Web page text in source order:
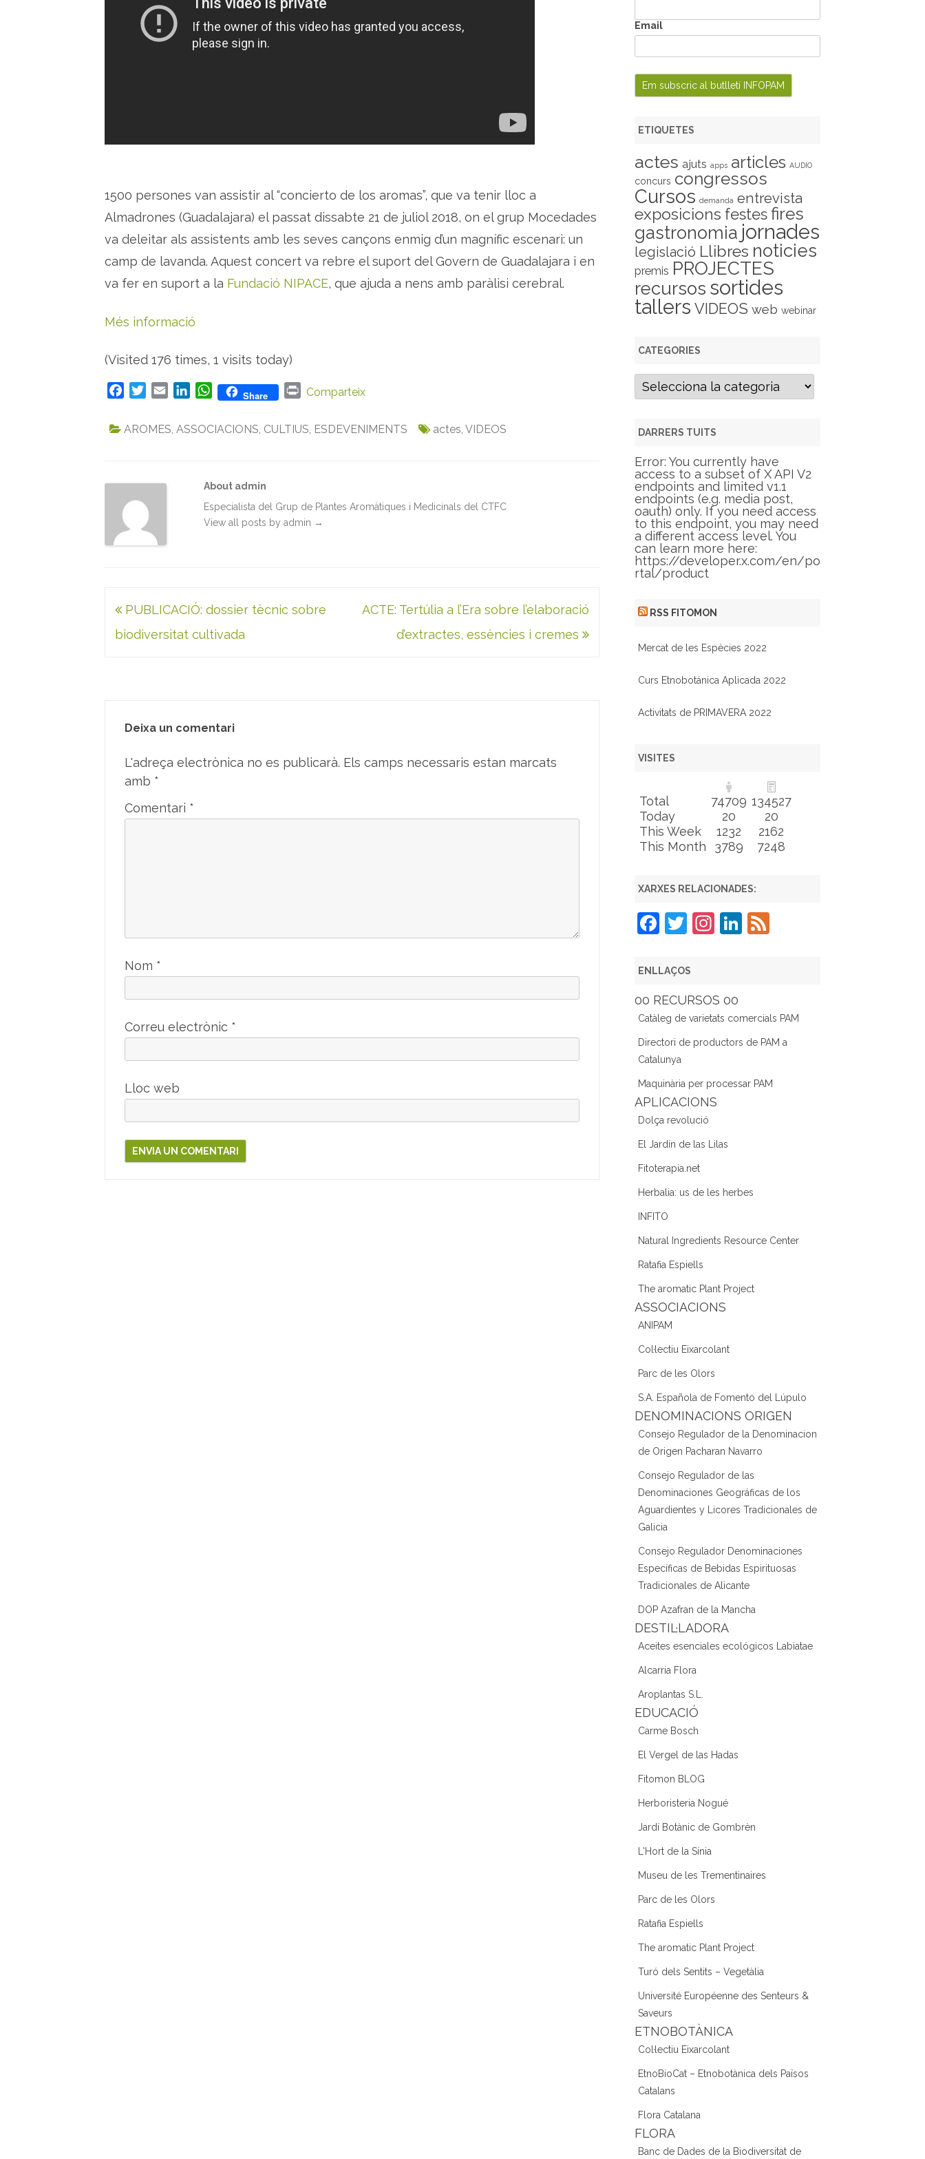
M
r
p
s
e
a
a
n
d
a
1500 persones van assistir al “concierto de los aromas”, que va tenir lloc a
Almadrones (Guadalajara) el passat dissabte 21 de juliol 2018, on el grup Mocedades
va deleitar als assistents amb les seves cançons enmig d’un magnífic escenari: un
camp de lavanda. Aquest concert va rebre el suport del Govern de Guadalajara i en
va fer en suport a la Fundació NIPACE, que ajuda a nens amb paràlisi cerebral.
Més informació
(Visited 176 times, 1 visits today)
c
k
i
a
n
W
a
p
p
Share
P
i
Comparteix
AROMES, ASSOCIACIONS, CULTIUS, ESDEVENIMENTS actes, VIDEOS
About admin
Especialista del Grup de Plantes Aromàtiques i Medicinals del CTFC
View all posts by admin →
Navegació
d'entrades
PUBLICACIÓ: dossier tècnic sobre
biodiversitat cultivada
ACTE: Tertúlia a l’Era sobre l’elaboració
d’extractes, essències i cremes
Deixa un comentari
L'adreça electrònica no es publicarà. Els camps necessaris estan marcats
amb *
Comentari *
Nom *
Correu electrònic *
Lloc web
Email
ETIQUETES
actes ajuts apps articles AUDIO
concurs congressos
Cursos demanda entrevista
exposicions festes fires
gastronomia jornades
legislació Llibres noticies
premis PROJECTES
recursos sortides
tallers VIDEOS web webinar
CATEGORIES
C
g
r
i
e
s
DARRERS TUITS
Error: You currently have
access to a subset of X API V2
endpoints and limited v1.1
endpoints (e.g. media post,
oauth) only. If you need access
to this endpoint, you may need
a different access level. You
can learn more here:
https://developer.x.com/en/po
rtal/product
RSS FITOMON
Mercat de les Espècies 2022
Curs Etnobotánica Aplicada 2022
Activitats de PRIMAVERA 2022
VISITES
Total 74709 134527
Today
20
20
This Week
1232
2162
This Month
3789 7248
XARXES RELACIONADES:
F
c
e
b
o
o
k
T
itt
er
In
gr
a
m
Li
dI
n
F
ENLLAÇOS
00 RECURSOS 00
Catàleg de varietats comercials PAM
Directori de productors de PAM a
Catalunya
Maquinària per processar PAM
APLICACIONS
Dolça revolució
El Jardín de las Lilas
Fitoterapia.net
Herbalia: us de les herbes
INFITO
Natural Ingredients Resource Center
Ratafia Espiells
The aromatic Plant Project
ASSOCIACIONS
ANIPAM
Col·lectiu Eixarcolant
Parc de les Olors
S.A. Española de Fomento del Lúpulo
DENOMINACIONS ORIGEN
Consejo Regulador de la Denominacion
de Origen Pacharan Navarro
Consejo Regulador de las
Denominaciones Geográficas de los
Aguardientes y Licores Tradicionales de
Galicia
Consejo Regulador Denominaciones
Específicas de Bebidas Espirituosas
Tradicionales de Alicante
DOP Azafran de la Mancha
DESTIL·LADORA
Aceites esenciales ecológicos Labiatae
Alcarria Flora
Aroplantas S.L.
EDUCACIÓ
Carme Bosch
El Vergel de las Hadas
Fitomon BLOG
Herboristeria Nogué
Jardí Botànic de Gombrèn
L'Hort de la Sínia
Museu de les Trementinaires
Parc de les Olors
Ratafia Espiells
The aromatic Plant Project
Turó dels Sentits – Vegetàlia
Université Européenne des Senteurs &
Saveurs
ETNOBOTÀNICA
Col·lectiu Eixarcolant
EtnoBioCat – Etnobotànica dels Països
Catalans
Flora Catalana
FLORA
Banc de Dades de la Biodiversitat de